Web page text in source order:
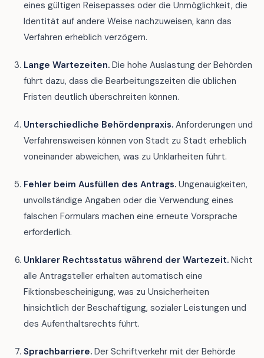
eines gültigen Reisepasses oder die Unmöglichkeit, die
Identität auf andere Weise nachzuweisen, kann das
Verfahren erheblich verzögern.
Lange Wartezeiten. Die hohe Auslastung der Behörden
führt dazu, dass die Bearbeitungszeiten die üblichen
Fristen deutlich überschreiten können.
Unterschiedliche Behördenpraxis. Anforderungen und
Verfahrensweisen können von Stadt zu Stadt erheblich
voneinander abweichen, was zu Unklarheiten führt.
Fehler beim Ausfüllen des Antrags. Ungenauigkeiten,
unvollständige Angaben oder die Verwendung eines
falschen Formulars machen eine erneute Vorsprache
erforderlich.
Unklarer Rechtsstatus während der Wartezeit. Nicht
alle Antragsteller erhalten automatisch eine
Fiktionsbescheinigung, was zu Unsicherheiten
hinsichtlich der Beschäftigung, sozialer Leistungen und
des Aufenthaltsrechts führt.
Sprachbarriere. Der Schriftverkehr mit der Behörde